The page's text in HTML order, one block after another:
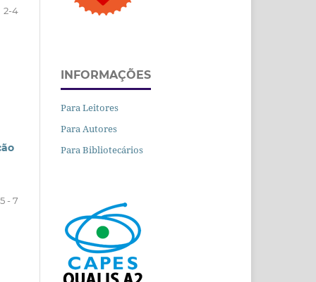
2-4
5 - 7
INFORMAÇÕES
Para Leitores
Para Autores
Para Bibliotecários